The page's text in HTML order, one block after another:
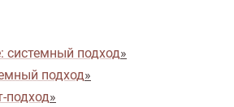
системный подход»
подход»
подход»